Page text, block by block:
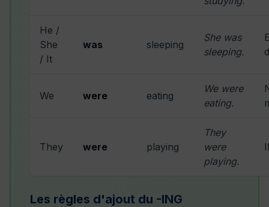
He /
She
/ It
was sleeping
She was
sleeping.
We were eating
We were
eating.
They were playing
They
were
playing.
Les règles d'ajout du -ING